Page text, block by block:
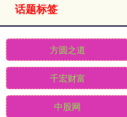
话题标签
方圆之道
千宏财富
中股网